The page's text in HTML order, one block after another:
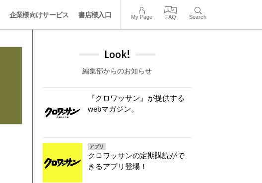
企業様向けサービス 書店様入口 My Page FAQ Search
Look!
編集部からのお知らせ
『クロワッサン』が提供する
webマガジン。
アプリ
クロワッサンの定期購読がで
きるアプリ登場！